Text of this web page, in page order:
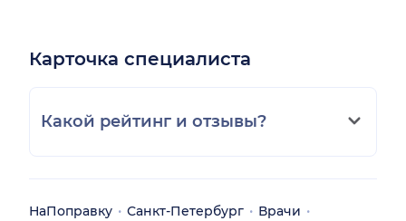
Карточка специалиста
Какой рейтинг и отзывы?
НаПоправку Санкт-Петербург
Врачи